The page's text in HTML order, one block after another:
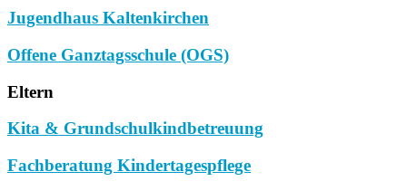
Jugendhaus Kaltenkirchen
Offene Ganztagsschule (OGS)
Eltern
Kita & Grundschulkindbetreuung
Fachberatung Kindertagespflege